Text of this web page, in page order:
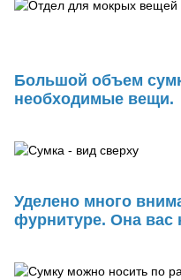
Большой объем
необходимые вещи.
Уделено много
фурнитуре. Она вас